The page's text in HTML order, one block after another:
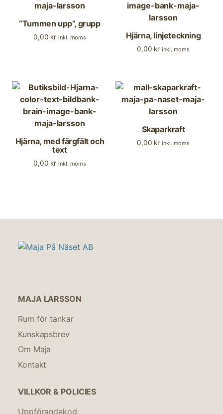
“Tummen upp”, grupp
0,00 kr inkl. moms Hjärna, linjeteckning
0,00 kr inkl. moms
Hjärna, med färgfält och
text
0,00 kr inkl. moms
Skaparkraft
0,00 kr inkl. moms
MAJA LARSSON
Rum för tankar
Kunskapsbrev
Om Maja
Kontakt
VILLKOR & POLICIES
Uppförandekod